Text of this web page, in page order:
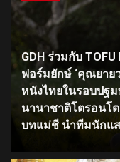
GDH ร่วมกับ
ฟอร์มยักษ์ ‘คุณยาย
หนังไทยในรอบปฐ
นานาชาติโตรอนโ
บทแม่ชี นำทีมนักแ